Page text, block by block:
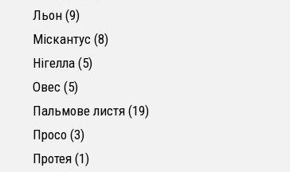
Льон 99 товарів
Міскантус 88 товарів
Нігелла 55 товарів
Овес 55 товарів
Пальмове листя 1919 товарів
Просо 33 товари
Протея 11 товар